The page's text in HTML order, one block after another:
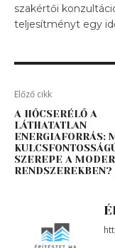
szakértői
teljesítményt egy
Előző cikk
A HŐCSERÉLŐ A
LÁTHATATLAN
ENERGIAFORRÁS:
SZEREPE A
RENDSZEREKBEN?